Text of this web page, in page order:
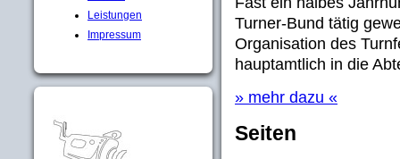
Leistungen
Impressum
Turner-Bund tätig
Organisation des
hauptamtlich in die
» mehr dazu «
Seiten